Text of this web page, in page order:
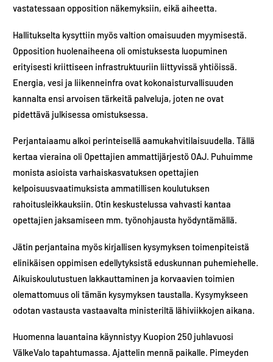
vastatessaan opposition näkemyksiin, eikä aiheetta.
Hallitukselta kysyttiin myös valtion omaisuuden myymisestä.​
Opposition huolenaiheena oli omistuksesta luopuminen
erityisesti kriittiseen infrastruktuuriin liittyvissä yhtiöissä.
Energia, vesi ja liikenneinfra ovat kokonaisturvallisuuden
kannalta ensi arvoisen tärkeitä palveluja, joten ne ovat
pidettävä julkisessa omistuksessa.
Perjantaiaamu alkoi perinteisellä aamukahvitilaisuudella. Tällä
kertaa vieraina oli Opettajien ammattijärjestö OAJ. Puhuimme
monista asioista varhaiskasvatuksen opettajien
kelpoisuusvaatimuksista ammatillisen koulutuksen
rahoitusleikkauksiin. Otin keskustelussa vahvasti kantaa
opettajien jaksamiseen mm. työnohjausta hyödyntämällä.
Jätin perjantaina myös kirjallisen kysymyksen toimenpiteistä
elinikäisen oppimisen edellytyksistä eduskunnan puhemiehelle.
Aikuiskoulutustuen lakkauttaminen ja korvaavien toimien
olemattomuus oli tämän kysymyksen taustalla. Kysymykseen
odotan vastausta vastaavalta ministeriltä lähiviikkojen aikana.
Huomenna lauantaina käynnistyy Kuopion 250 juhlavuosi
VälkeValo tapahtumassa. Ajattelin mennä paikalle. Pimeyden